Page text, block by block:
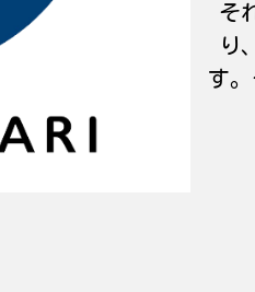
そ
り
す